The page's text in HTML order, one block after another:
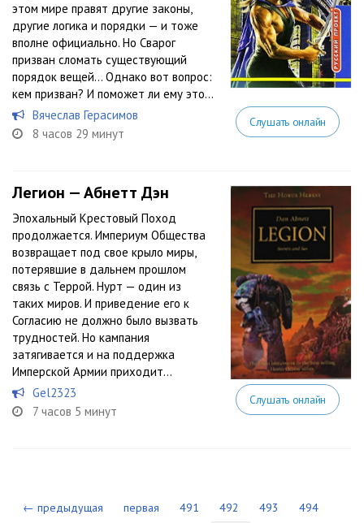
этом мире правят другие законы,
другие логика и порядки — и тоже
вполне официально. Но Сварог
призван сломать существующий
порядок вещей… Однако вот вопрос:
кем призван? И поможет ли ему это...
Вячеслав Герасимов
8 часов 29 минут
Слушать онлайн
Легион — Абнетт Дэн
Эпохальный Крестовый Поход
продолжается. Империум Общества
возвращает под свое крыло миры,
потерявшие в дальнем прошлом
связь с Террой. Нурт — один из
таких миров. И приведение его к
Согласию не должно было вызвать
трудностей. Но кампания
затягивается и на поддержка
Имперской Армии приходит...
Gel2323
7 часов 5 минут
Слушать онлайн
← предыдущая первая 491 492 493 494